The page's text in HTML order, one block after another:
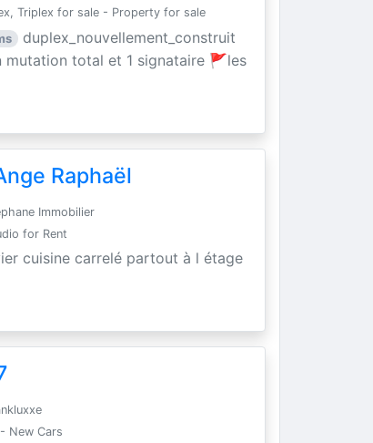
Triplex for sale - Property for sale
duplex_nouvellement_construit
mutation total et 1 signataire 🚩les
Raphaël
Immobilier
for Rent
cuisine carrelé partout à l étage
New Cars